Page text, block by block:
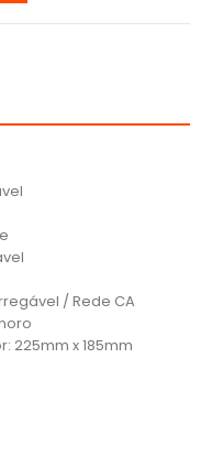
/ Rede CA
225mm x 185mm